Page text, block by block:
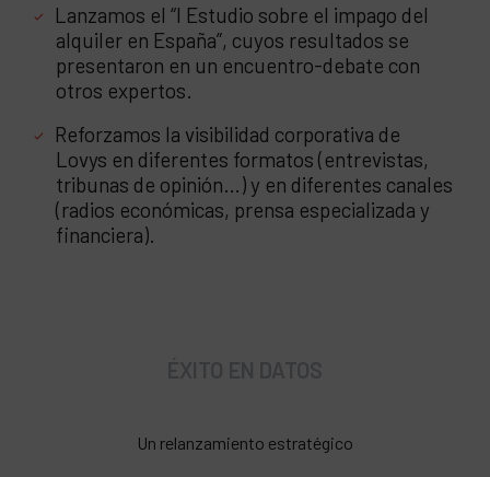
Lanzamos el “I Estudio sobre el impago del
alquiler en España”, cuyos resultados se
presentaron en un encuentro-debate con
otros expertos.
Reforzamos la visibilidad corporativa de
Lovys en diferentes formatos (entrevistas,
tribunas de opinión…) y en diferentes canales
(radios económicas, prensa especializada y
financiera).
Un relanzamiento estratégico